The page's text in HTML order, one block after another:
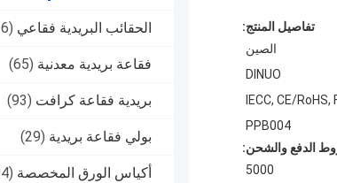
الحقائب البريدية فقاعي (16)
فقاعة بريدية معدنية (65)
بريدية فقاعة كرافت (93)
بولي فقاعة بريدية (29)
أكياس الورق المخصصة (94)
تفاصيل المنتج:
الصين
DINUO
IECC, CE/
PPB004
الدفع والشحن:
5000